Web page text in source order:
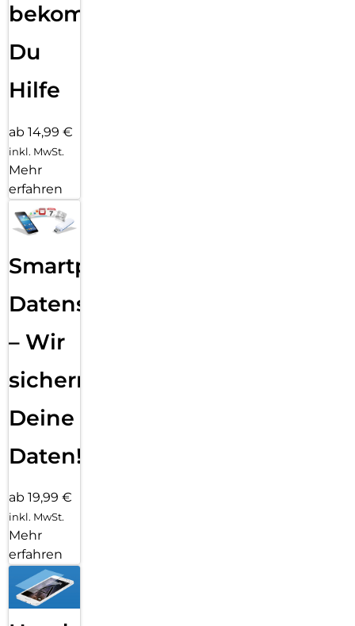
bekommst
Du
Hilfe
ab 14,99 €
inkl. MwSt.
Mehr
erfahren
Smartphone
Datensicherung
– Wir
sichern
Deine
Daten!
ab 19,99 €
inkl. MwSt.
Mehr
erfahren